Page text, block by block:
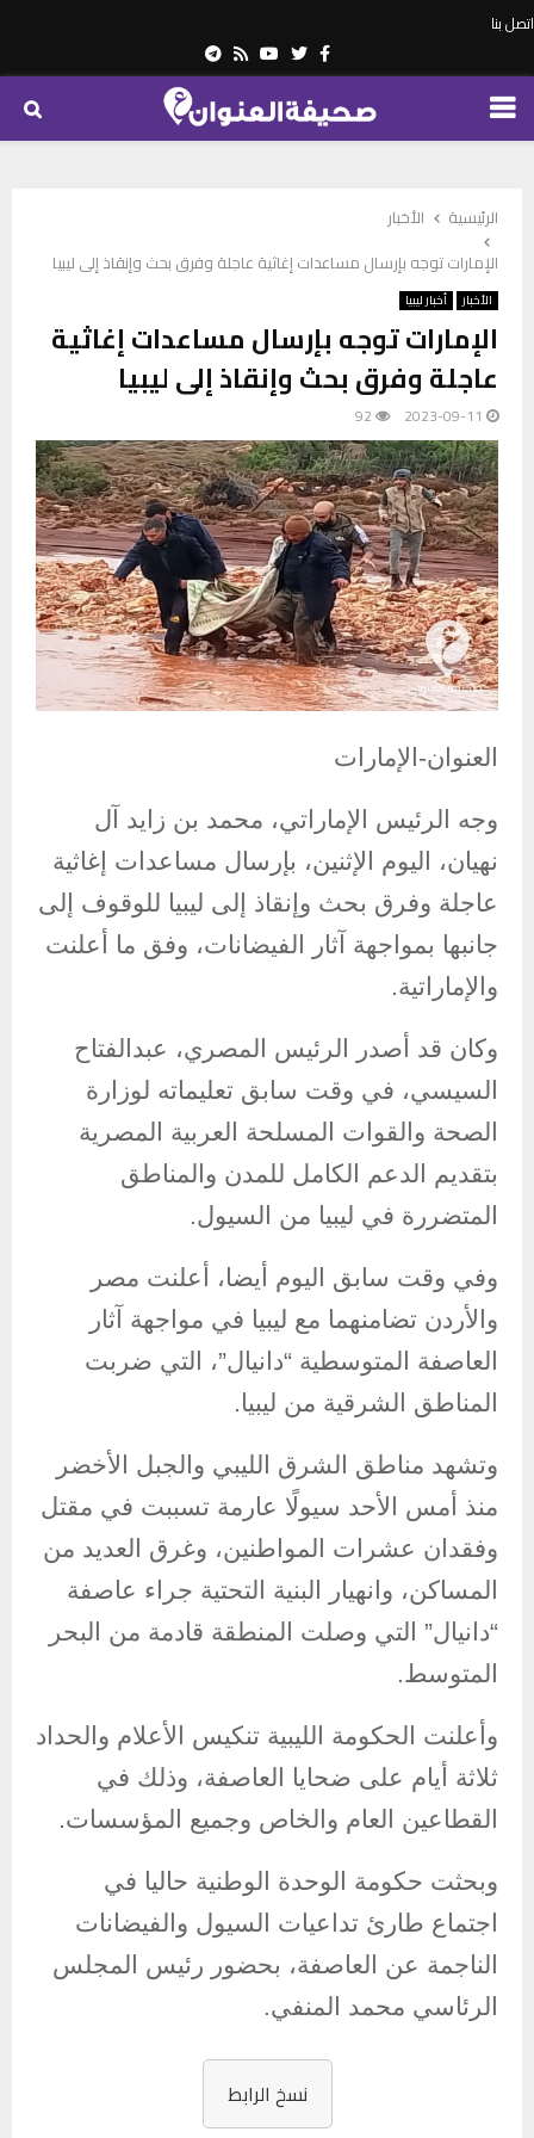
اتصل بنا
Facebook
Twitter
Youtube
Rss
Telegram
PRIMARY
الرئيسية
الأخبار
الإمارات توجه بإرسال مساعدات إغاثية عاجلة وفرق بحث وإنقاذ إلى ليبيا
الأخبار أخبار ليبيا
الإمارات توجه بإرسال مساعدات إغاثية
عاجلة وفرق بحث وإنقاذ إلى ليبيا
2023-09-11
92
العنوان-الإمارات
وجه الرئيس الإماراتي، محمد بن زايد آل
نهيان، اليوم الإثنين، بإرسال مساعدات إغاثية
عاجلة وفرق بحث وإنقاذ إلى ليبيا للوقوف إلى
جانبها بمواجهة آثار الفيضانات، وفق ما أعلنت
والإماراتية.
وكان قد أصدر الرئيس المصري، عبدالفتاح
السيسي، في وقت سابق تعليماته لوزارة
الصحة والقوات المسلحة العربية المصرية
بتقديم الدعم الكامل للمدن والمناطق
المتضررة في ليبيا من السيول.
وفي وقت سابق اليوم أيضا، أعلنت مصر
والأردن تضامنهما مع ليبيا في مواجهة آثار
العاصفة المتوسطية “دانيال”، التي ضربت
المناطق الشرقية من ليبيا.
وتشهد مناطق الشرق الليبي والجبل الأخضر
منذ أمس الأحد سيولًا عارمة تسببت في مقتل
وفقدان عشرات المواطنين، وغرق العديد من
المساكن، وانهيار البنية التحتية جراء عاصفة
“دانيال” التي وصلت المنطقة قادمة من البحر
المتوسط.
وأعلنت الحكومة الليبية تنكيس الأعلام والحداد
ثلاثة أيام على ضحايا العاصفة، وذلك في
القطاعين العام والخاص وجميع المؤسسات.
وبحثت حكومة الوحدة الوطنية حاليا في
اجتماع طارئ تداعيات السيول والفيضانات
الناجمة عن العاصفة، بحضور رئيس المجلس
الرئاسي محمد المنفي.
نسخ الرابط